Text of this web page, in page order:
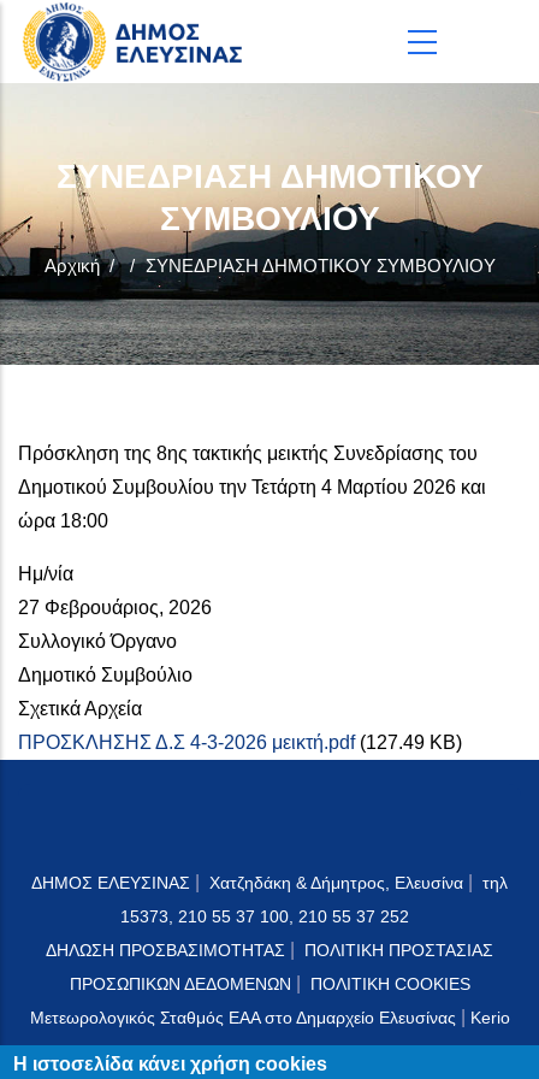
Παράκαμψη προς το κυρίως περιεχόμενο
ΣΥΝΕΔΡΙΑΣΗ ΔΗΜΟΤΙΚΟΥ
ΣΥΜΒΟΥΛΙΟΥ
Αρχική / / ΣΥΝΕΔΡΙΑΣΗ ΔΗΜΟΤΙΚΟΥ ΣΥΜΒΟΥΛΙΟΥ
Πρόσκληση της 8ης τακτικής μεικτής Συνεδρίασης του
Δημοτικού Συμβουλίου την Τετάρτη 4 Μαρτίου 2026 και
ώρα 18:00
Ημ/νία
27 Φεβρουάριος, 2026
Συλλογικό Όργανο
Δημοτικό Συμβούλιο
Σχετικά Αρχεία
ΠΡΟΣΚΛΗΣΗΣ Δ.Σ 4-3-2026 μεικτή.pdf (127.49 KB)
ΔΗΜΟΣ ΕΛΕΥΣΙΝΑΣ Χατζηδάκη & Δήμητρος, Ελευσίνα
τηλ
15373, 210 55 37 100, 210 55 37 252
ΔΗΛΩΣΗ ΠΡΟΣΒΑΣΙΜΟΤΗΤΑΣ
ΠΟΛΙΤΙΚΗ ΠΡΟΣΤΑΣΙΑΣ
ΠΡΟΣΩΠΙΚΩΝ ΔΕΔΟΜΕΝΩΝ
ΠΟΛΙΤΙΚΗ COOKIES
Μετεωρολογικός Σταθμός ΕΑΑ στο Δημαρχείο Ελευσίνας
Kerio
Mail Server
Η ιστοσελίδα κάνει χρήση cookies